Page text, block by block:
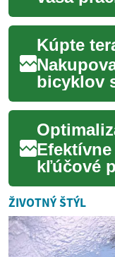
fungovať
plného
bicyklov
spôsobu
teraz,
kľúčové
stability
cieľov. V
ŽIVOTNÝ ŠTÝL